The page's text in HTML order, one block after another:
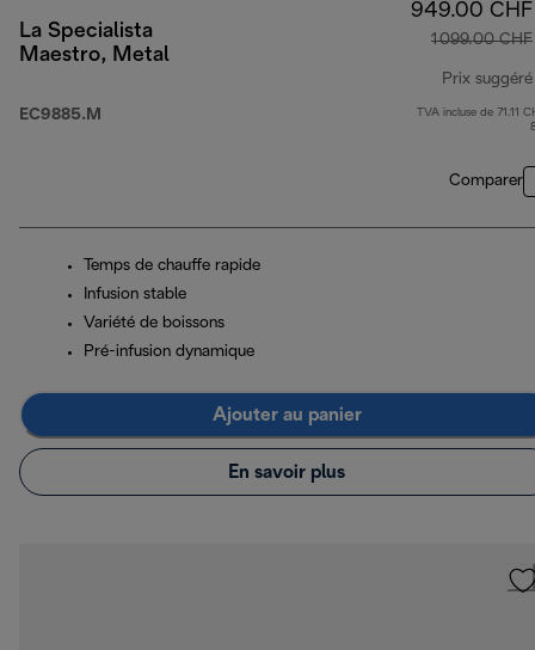
La Specialista
Maestro, Metal
EC9885.M
949.00 CHF
1 099.00 CHF
Prix suggéré
TVA incluse de 71.11
Comparer
Temps de chauffe rapide
Infusion stable
Variété de boissons
Pré-infusion dynamique
Ajouter au panier
En savoir plus